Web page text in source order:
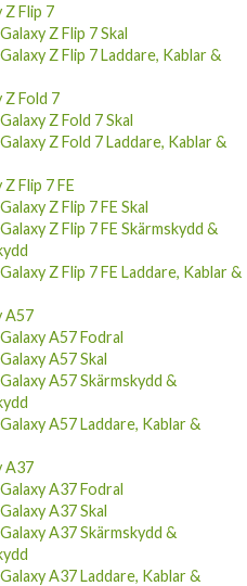
Z Flip 7
Z Flip 7 Skal
Z Flip 7 Laddare, Kablar &
Z Fold 7
Z Fold 7 Skal
Z Fold 7 Laddare, Kablar &
Flip 7 FE
Z Flip 7 FE Skal
Z Flip 7 FE Skärmskydd &
Z Flip 7 FE Laddare, Kablar &
A57
A57 Fodral
A57 Skal
A57 Skärmskydd &
A57 Laddare, Kablar &
A37
A37 Fodral
A37 Skal
A37 Skärmskydd &
A37 Laddare, Kablar &